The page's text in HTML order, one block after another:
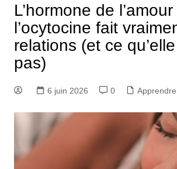
L’hormone de
l’ocytocine fait
relations (et ce
pas)
6 juin 2026 0 Apprendre